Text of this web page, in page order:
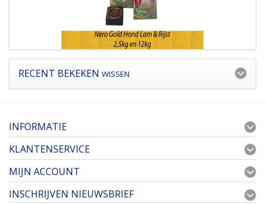
RECENT BEKEKEN WISSEN
INFORMATIE
KLANTENSERVICE
MIJN ACCOUNT
INSCHRIJVEN NIEUWSBRIEF